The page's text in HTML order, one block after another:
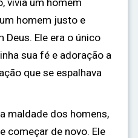
vivia um homem
homem justo e
Deus. Ele era o único
sua fé e adoração a
que se espalhava
maldade dos homens,
começar de novo. Ele